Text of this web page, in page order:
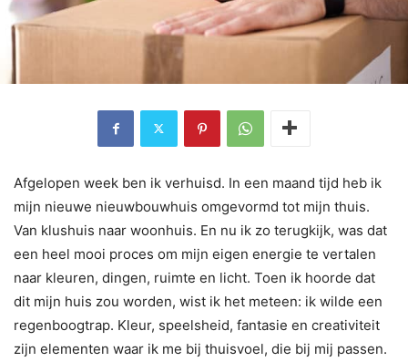
Afgelopen week ben ik verhuisd. In een maand tijd heb ik
mijn nieuwe nieuwbouwhuis omgevormd tot mijn thuis.
Van klushuis naar woonhuis. En nu ik zo terugkijk, was dat
een heel mooi proces om mijn eigen energie te vertalen
naar kleuren, dingen, ruimte en licht. Toen ik hoorde dat
dit mijn huis zou worden, wist ik het meteen: ik wilde een
regenboogtrap. Kleur, speelsheid, fantasie en creativiteit
zijn elementen waar ik me bij thuisvoel, die bij mij passen.